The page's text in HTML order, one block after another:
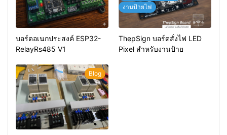
บอร์ดอเนกประสงค์ ESP32-
RelayRs485 V1
งานป้ายไฟ
ThepSign บอร์ดสั่งไฟ LED
Pixel สำหรับงานป้าย
Blog